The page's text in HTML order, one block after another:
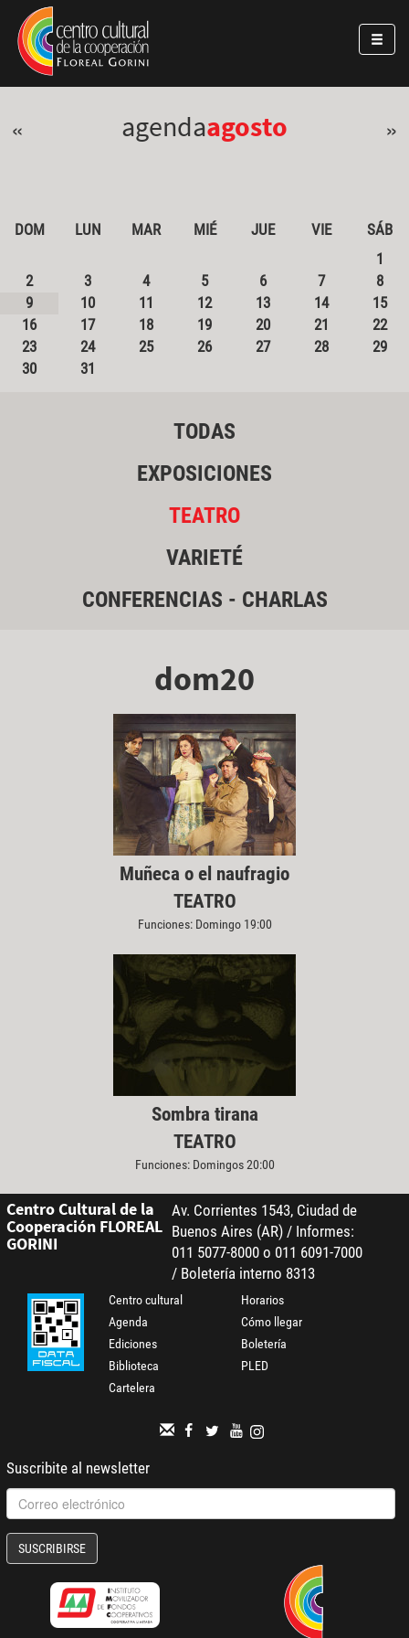
Pasar al contenido principal
Jump to main content
« agendaagosto »
DOM LUN MAR MIÉ JUE VIE
SÁB
1
2
3 4 5 6 7
8
9
10 11 12 13 14
15
16
17 18 19 20 21
22
23
24 25 26 27 28
29
30
31
TODAS
EXPOSICIONES
TEATRO
VARIETÉ
CONFERENCIAS - CHARLAS
dom20
Muñeca o el naufragio
TEATRO
Funciones: Domingo 19:00
Sombra tirana
TEATRO
Funciones: Domingos 20:00
Centro Cultural de la
Cooperación FLOREAL
GORINI
Av. Corrientes 1543, Ciudad de
Buenos Aires (AR) / Informes:
011 5077-8000 o 011 6091-7000
/ Boletería interno 8313
Centro cultural
Agenda
Ediciones
Biblioteca
Cartelera
Horarios
Cómo llegar
Boletería
PLED
Suscribite al newsletter
SUSCRIBIRSE